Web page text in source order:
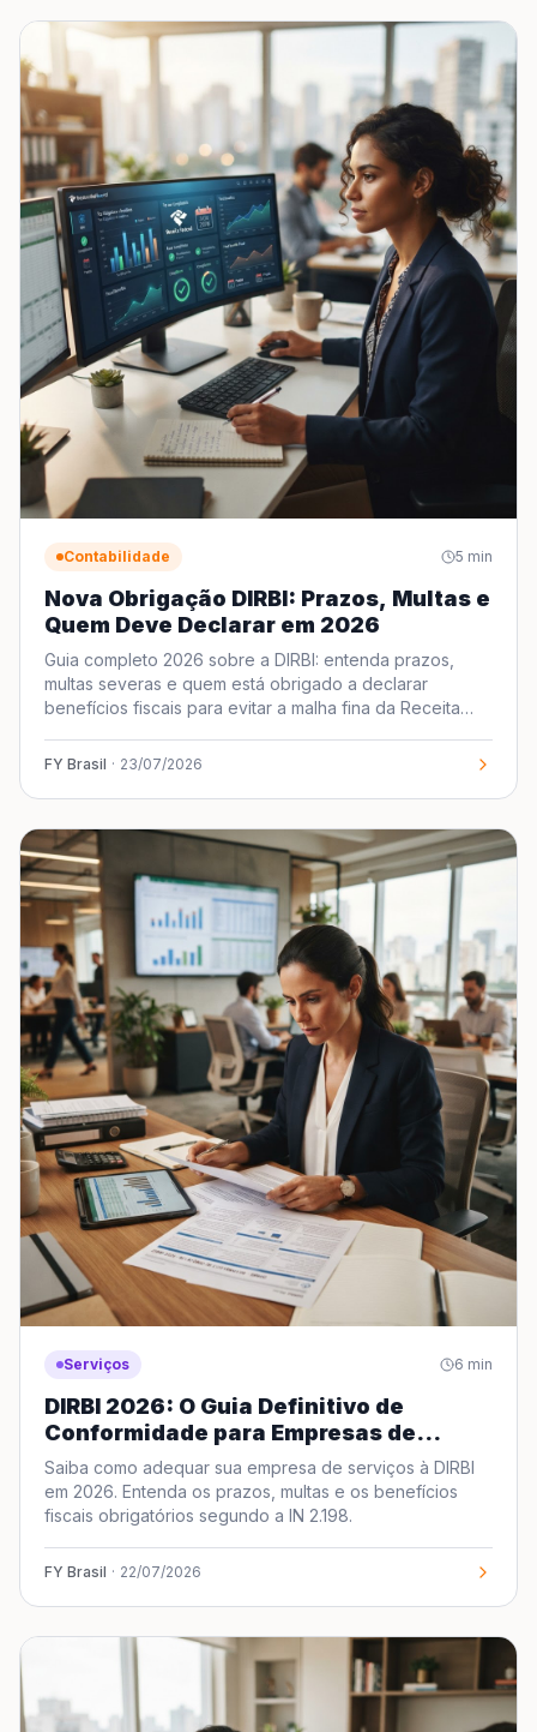
Contabilidade 5 min
Nova Obrigação DIRBI: Prazos, Multas e
Quem Deve Declarar em 2026
Guia completo 2026 sobre a DIRBI: entenda prazos,
multas severas e quem está obrigado a declarar
benefícios fiscais para evitar a malha fina da Receita
FY Brasil · 23/07/2026
Serviços 6 min
DIRBI 2026: O Guia Definitivo de
Conformidade para Empresas de
Serviços
Saiba como adequar sua empresa de serviços à DIRBI
em 2026. Entenda os prazos, multas e os benefícios
fiscais obrigatórios segundo a IN 2.198.
FY Brasil · 22/07/2026